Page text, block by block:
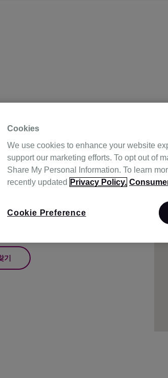
과의원
기
Cookies
We use cookies to enhance your website
support our marketing efforts. To opt out of
Share My Personal Information. To learn
recently updated Privacy Policy.
Cookie Preference